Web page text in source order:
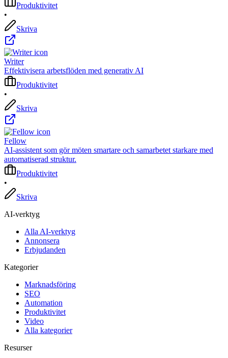
Produktivitet
•
Skriva
Writer
Effektivisera arbetsflöden med generativ AI
Produktivitet
•
Skriva
Fellow
AI-assistent som gör möten smartare och samarbetet starkare med
automatiserad struktur.
Produktivitet
•
Skriva
AI-verktyg
Alla AI-verktyg
Annonsera
Erbjudanden
Kategorier
Marknadsföring
SEO
Automation
Produktivitet
Video
Alla kategorier
Resurser